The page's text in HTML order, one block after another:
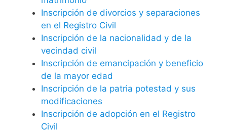
Inscripción de divorcios y separaciones
en el Registro Civil
Inscripción de la nacionalidad y de la
vecindad civil
Inscripción de emancipación y beneficio
de la mayor edad
Inscripción de la patria potestad y sus
modificaciones
Inscripción de adopción en el Registro
Civil